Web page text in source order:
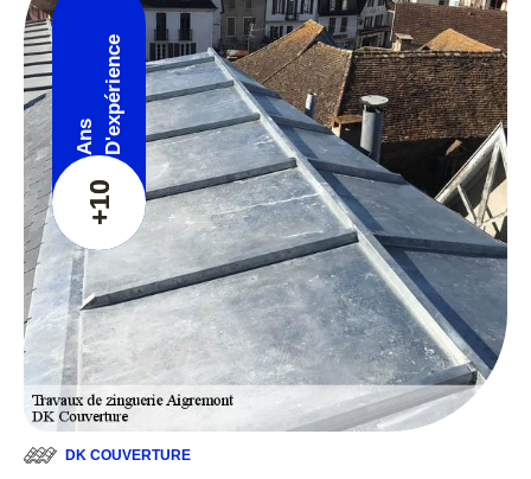
+10
Ans D'expérience
DK COUVERTURE